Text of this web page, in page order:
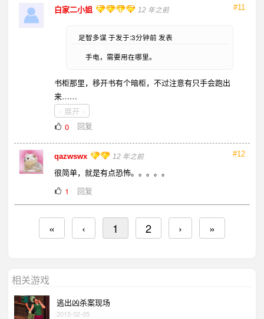
#11
白家二小姐 12 年之前
足智多谋 于发于:3分钟前 发表
手电，需要用在哪里。
书柜那里，移开书有个暗柜，不过注意有只手会跑出
来……
- 展开 -
0
回复
#12
qazwswx 12 年之前
很简单，就是有点恐怖。。。。。
1
回复
« ‹ 1 2 › »
相关游戏
逃出凶杀案现场
2015-02-05